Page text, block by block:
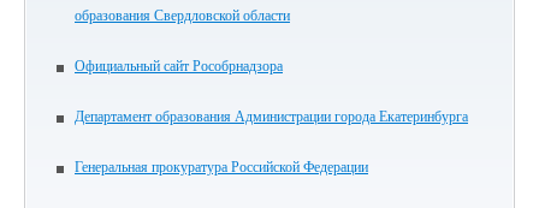
образования Свердловской области
Официальный сайт Рособрнадзора
Департамент образования Администрации города Екатеринбурга
Генеральная прокуратура Российской Федерации